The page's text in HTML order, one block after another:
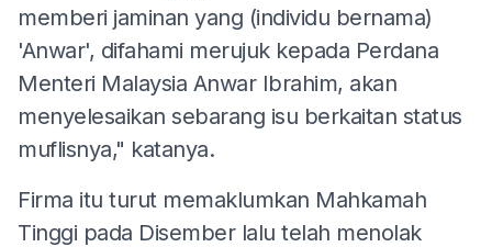
memberi jaminan yang (individu bernama)
'Anwar', difahami merujuk kepada Perdana
Menteri Malaysia Anwar Ibrahim, akan
menyelesaikan sebarang isu berkaitan status
muflisnya," katanya.
Firma itu turut memaklumkan Mahkamah
Tinggi pada Disember lalu telah menolak